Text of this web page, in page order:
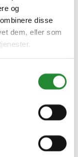
og
disse
dem, eller som
NORDIC